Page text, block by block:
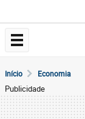
Início Economia
Publicidade